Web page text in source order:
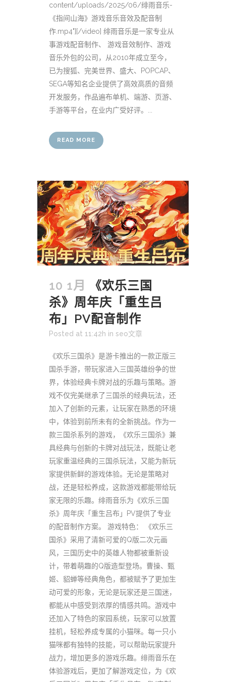
content/uploads/2025/06/绯雨音乐-
《指间山海》游戏音乐音效及配音制
作.mp4"][/video] 绯雨音乐是一家专业从
事游戏配音制作、 游戏音效制作、游戏
音乐外包的公司，从2010年成立至今，
已为搜狐、完美世界、盛大、POPCAP、
SEGA等知名企业提供了高效高质的音频
开发服务，作品遍布单机、端游、页游、
手游等平台，在业内广受好评。...
READ MORE
10 1月
《欢乐三国
杀》周年庆「重生吕
布」PV配音制作
Posted at 11:42h in seo文章
《欢乐三国杀》是游卡推出的一款正版三
国杀手游，带玩家进入三国英雄纷争的世
界，体验经典卡牌对战的乐趣与策略。游
戏不仅完美继承了三国杀的经典玩法，还
加入了创新的元素，让玩家在熟悉的环境
中，体验到前所未有的全新挑战。作为一
款三国杀系列的游戏，《欢乐三国杀》兼
具经典与创新的卡牌对战玩法，既能让老
玩家重温经典的三国杀玩法，又能为新玩
家提供新鲜的游戏体验。无论是策略对
战，还是轻松养成，这款游戏都能带给玩
家无限的乐趣。绯雨音乐为《欢乐三国
杀》周年庆「重生吕布」PV提供了专业
的配音制作方案。 游戏特色： 《欢乐三
国杀》采用了清新可爱的Q版二次元画
风，三国历史中的英雄人物都被重新设
计，带着萌趣的Q版造型登场。曹操、甄
姬、貂蝉等经典角色，都被赋予了更加生
动可爱的形象，无论是玩家还是三国迷，
都能从中感受到浓厚的情感共鸣。游戏中
还加入了特色的家园系统，玩家可以放置
挂机，轻松养成专属的小猫咪。每一只小
猫咪都有独特的技能，可以帮助玩家提升
战力，增加更多的游戏乐趣。绯雨音乐在
体验游戏后，更加了解游戏定位，为《欢